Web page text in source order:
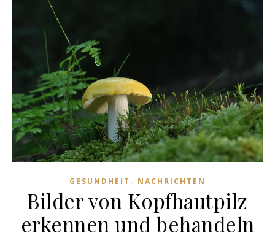
GESUNDHEIT , NACHRICHTEN
Bilder von Kopfhautpilz
erkennen und behandeln